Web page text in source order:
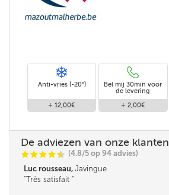
Anti-vries (-20°)
+ 12,00€
Bel mij 30min voor
de levering
+ 2,00€
De adviezen van onze klanten
CCCCi
@ (4.8/5 op 94 advies)
Luc rousseau, Javingue
Très satisfait